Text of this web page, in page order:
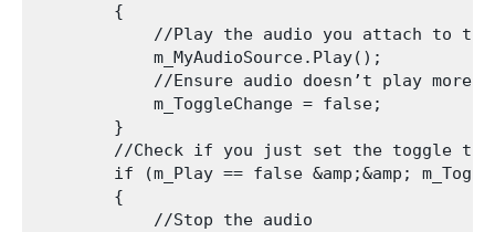
        {
//Play the audio you attach to
            m_MyAudioSource.Play();
//Ensure audio doesn’t play more
            m_ToggleChange = false;
        }
//Check if you just set the toggle to
if (m_Play == false &amp;&amp;
        {
            //Stop the audio